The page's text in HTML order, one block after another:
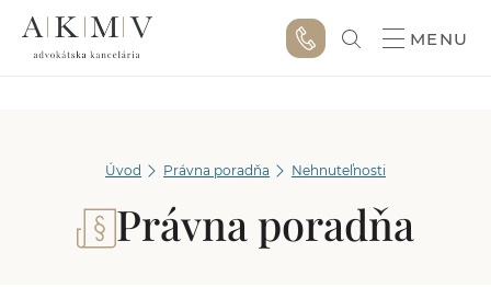
MENU
Úvod Právna poradňa Nehnuteľnosti
Právna poradňa